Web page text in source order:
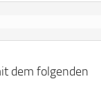
dem folgenden